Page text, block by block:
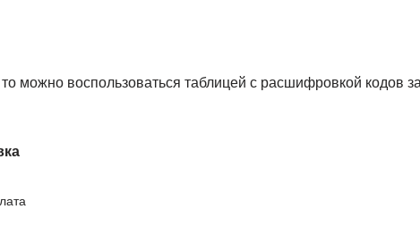
можно воспользоваться таблицей с расшифровкой кодов